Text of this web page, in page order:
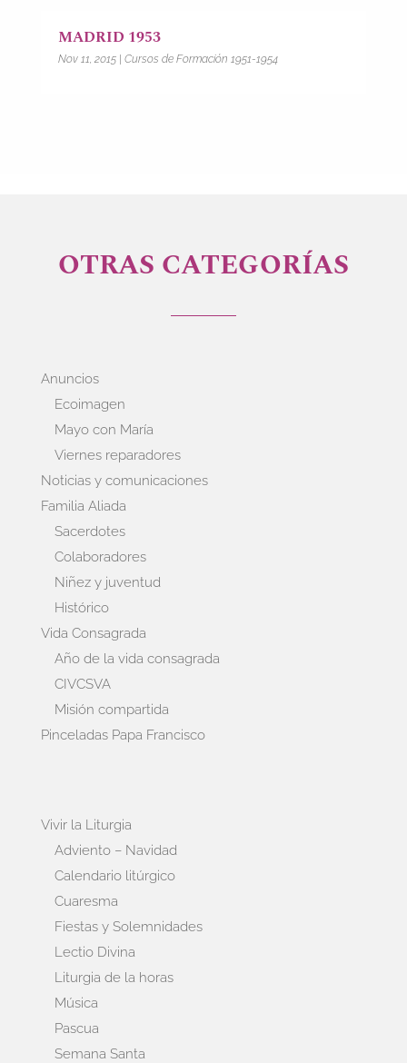
MADRID 1953
Nov 11, 2015| Cursos de Formación 1951-1954
OTRAS CATEGORÍAS
Anuncios
Ecoimagen
Mayo con María
Viernes reparadores
Noticias y comunicaciones
Familia Aliada
Sacerdotes
Colaboradores
Niñez y juventud
Histórico
Vida Consagrada
Año de la vida consagrada
CIVCSVA
Misión compartida
Pinceladas Papa Francisco
Vivir la Liturgia
Adviento – Navidad
Calendario litúrgico
Cuaresma
Fiestas y Solemnidades
Lectio Divina
Liturgia de la horas
Música
Pascua
Semana Santa